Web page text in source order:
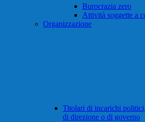
Burocrazia zero
Attività soggette a
Organizzazione
Titolari di incarichi
di direzione o di governo